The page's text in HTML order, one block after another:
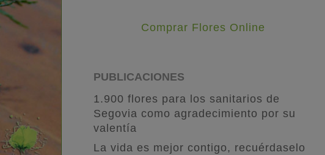
Comprar Flores Online
PUBLICACIONES
1.900 flores para los sanitarios de
Segovia como agradecimiento por su
valentía
La vida es mejor contigo, recuérdaselo